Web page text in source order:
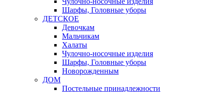
Шарфы, Головные уборы
ДЕТСКОЕ
Девочкам
Мальчикам
Халаты
Чулочно-носочные изделия
Шарфы, Головные уборы
Новорожденным
ДОМ
Постельные принадлежности